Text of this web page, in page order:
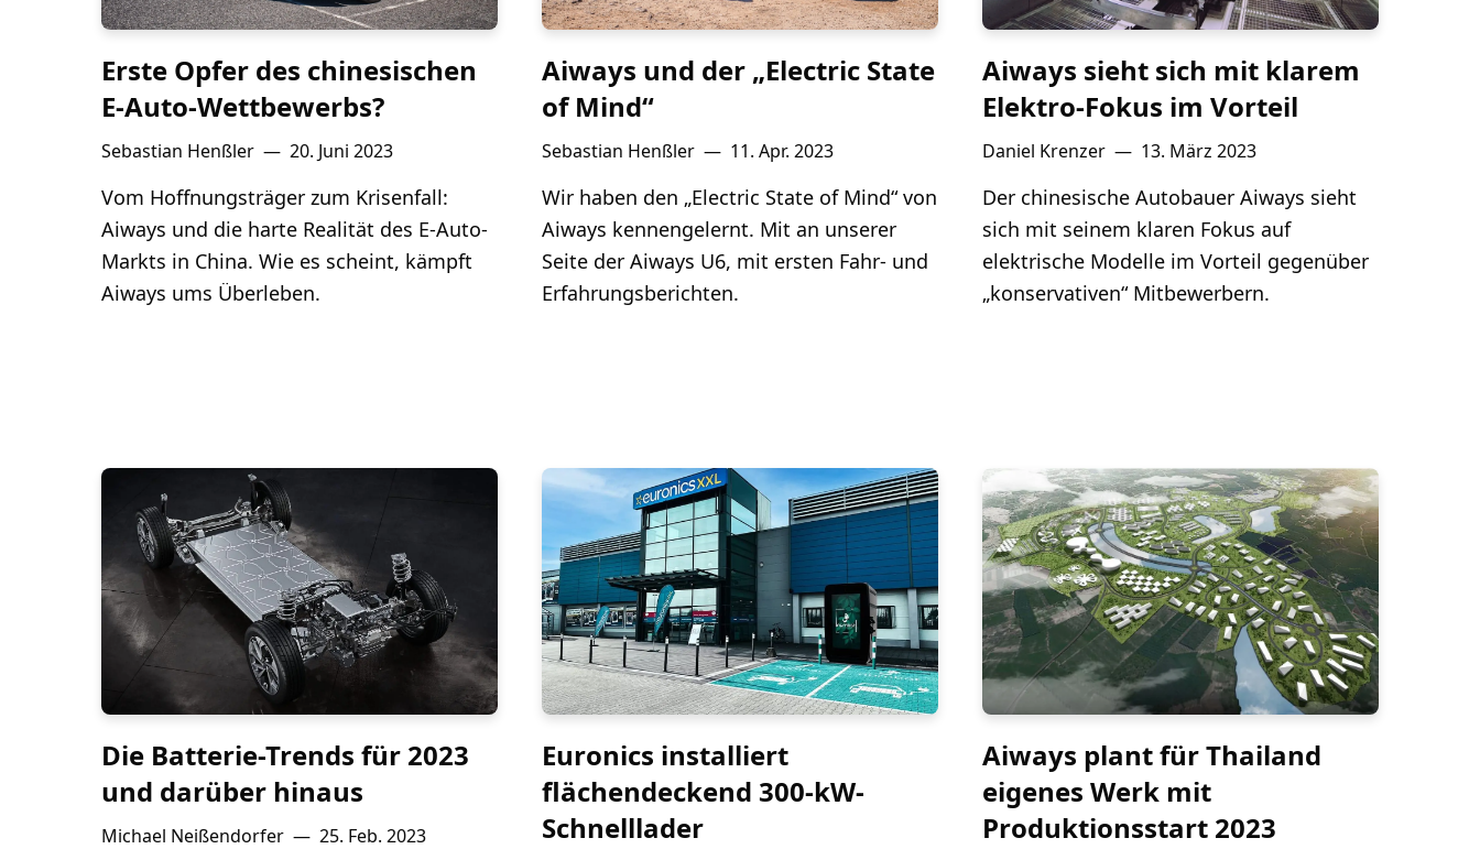
Erste Opfer des chinesischen
E-Auto-Wettbewerbs?
Sebastian Henßler — 20. Juni 2023
Vom Hoffnungsträger zum Krisenfall:
Aiways und die harte Realität des E-Auto-
Markts in China. Wie es scheint, kämpft
Aiways ums Überleben.
Aiways und der „Electric State
of Mind“
Sebastian Henßler — 11. Apr. 2023
Wir haben den „Electric State of Mind“ von
Aiways kennengelernt. Mit an unserer
Seite der Aiways U6, mit ersten Fahr- und
Erfahrungsberichten.
Aiways sieht sich mit klarem
Elektro-Fokus im Vorteil
Daniel Krenzer — 13. März 2023
Der chinesische Autobauer Aiways sieht
sich mit seinem klaren Fokus auf
elektrische Modelle im Vorteil gegenüber
„konservativen“ Mitbewerbern.
Die Batterie-Trends für 2023
und darüber hinaus
Michael Neißendorfer — 25. Feb. 2023
Euronics installiert
flächendeckend 300-kW-
Schnelllader
Aiways plant für Thailand
eigenes Werk mit
Produktionsstart 2023